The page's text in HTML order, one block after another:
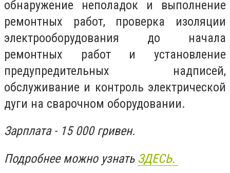
обнаружение неполадок и выполнение
ремонтных работ, проверка изоляции
электрооборудования до начала
ремонтных работ и установление
предупредительных надписей,
обслуживание и контроль электрической
дуги на сварочном оборудовании.
Зарплата - 15 000 гривен.
Подробнее можно узнать ЗДЕСЬ.